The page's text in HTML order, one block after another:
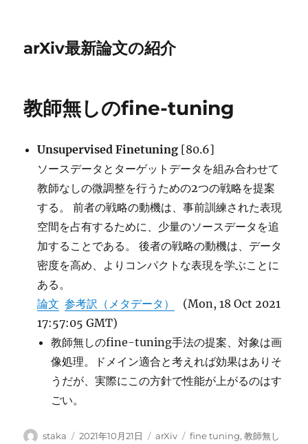
arXiv最新論文の紹介
教師無しのfine-tuning
Unsupervised Finetuning [80.6]
ソースデータとターゲットデータを組み合わせて
教師なしの微調整を行うための2つの戦略を提案
する。 前者の戦略の動機は、事前訓練された表現
空間を占有するために、少量のソースデータを追
加することである。 後者の戦略の動機は、データ
密度を高め、よりコンパクトな表現を学ぶことに
ある。
論文 参考訳（メタデータ）
(Mon, 18 Oct 2021
17:57:05 GMT)
教師無しのfine-tuning手法の提案、対象は画
像処理。ドメイン適合と考えれば効果はありそ
うだが、実際にこの方針で性能が上がるのはす
ごい。
投
staka
投
2021年10月21日
カ
arXiv
タ
fine tuning,教師無し